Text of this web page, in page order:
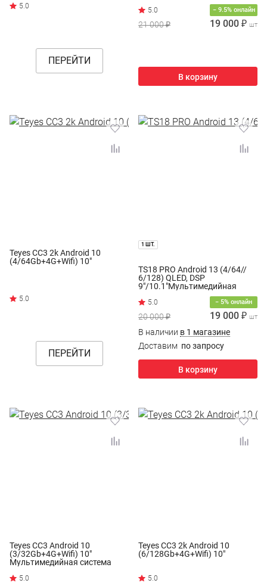
ПЕРЕЙТИ
− 9.5% онлайн
21 000 ₽ 19 000 ₽ шт
В корзину
Teyes CC3 2k Android 10
(4/64Gb+4G+Wifi) 10"
ПЕРЕЙТИ
1 ШТ.
TS18 PRO Android 13 (4/64//
6/128) QLED, DSP
9"/10.1"Мультимедийная
− 5% онлайн
20 000 ₽ 19 000 ₽ шт
В наличии в 1 магазине
Доставим по запросу
В корзину
Teyes CC3 Android 10
(3/32Gb+4G+Wifi) 10"
Мультимедийная система
Teyes CC3 2k Android 10
(6/128Gb+4G+Wifi) 10"